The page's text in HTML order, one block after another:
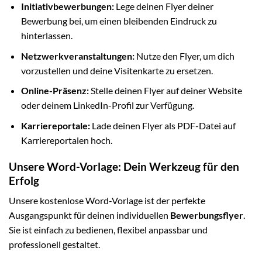
Initiativbewerbungen:Lege deinen Flyer deiner
Bewerbung bei, um einen bleibenden Eindruck zu
hinterlassen.
Netzwerkveranstaltungen:Nutze den Flyer, um dich
vorzustellen und deine Visitenkarte zu ersetzen.
Online-Präsenz:Stelle deinen Flyer auf deiner Website
oder deinem LinkedIn-Profil zur Verfügung.
Karriereportale:Lade deinen Flyer als PDF-Datei auf
Karriereportalen hoch.
Unsere Word-Vorlage: Dein Werkzeug für den
Erfolg
Unsere kostenlose Word-Vorlage ist der perfekte
Ausgangspunkt für deinen individuellen Bewerbungsflyer.
Sie ist einfach zu bedienen, flexibel anpassbar und
professionell gestaltet.